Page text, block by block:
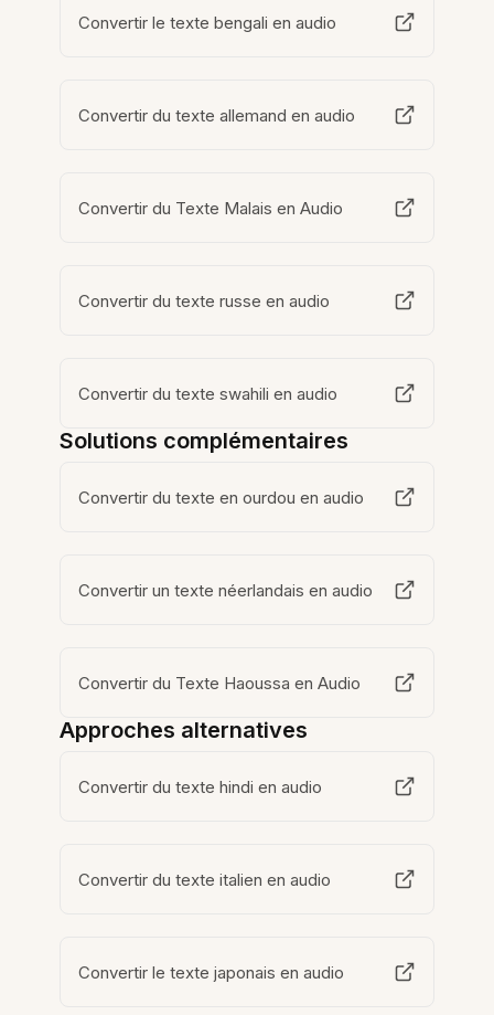
Convertir le texte bengali en audio
Convertir du texte allemand en audio
Convertir du Texte Malais en Audio
Convertir du texte russe en audio
Convertir du texte swahili en audio
Solutions complémentaires
Convertir du texte en ourdou en audio
Convertir un texte néerlandais en audio
Convertir du Texte Haoussa en Audio
Approches alternatives
Convertir du texte hindi en audio
Convertir du texte italien en audio
Convertir le texte japonais en audio